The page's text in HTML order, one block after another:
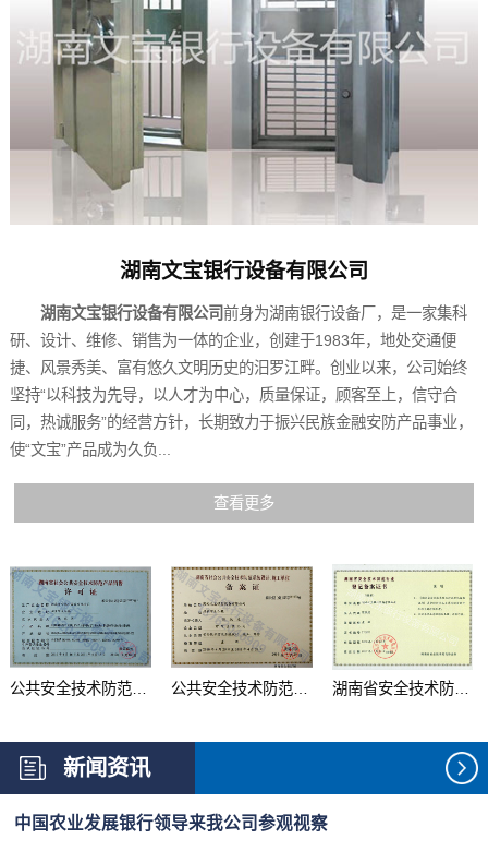
湖南文宝银行设备有限公司
湖南文宝银行设备有限公司前身为湖南银行设备厂，是一家集科
研、设计、维修、销售为一体的企业，创建于1983年，地处交通便
捷、风景秀美、富有悠久文明历史的汨罗江畔。创业以来，公司始终
坚持“以科技为先导，以人才为中心，质量保证，顾客至上，信守合
同，热诚服务”的经营方针，长期致力于振兴民族金融安防产品事业，
使“文宝”产品成为久负...
查看更多
公共安全技术防范产品... 公共安全技术防范系统... 湖南省安全技术防范行...
新闻资讯
中国农业发展银行领导来我公司参观视察